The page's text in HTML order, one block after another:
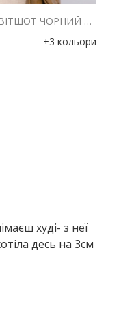
ЖІНОЧИЙ УКОРОЧЕНИЙ СВІТШОТ ЧОРНИЙ З ІМІТАЦІЄЮ КОРСЕТА
+3 кольори
худі- з неї
десь на 3см